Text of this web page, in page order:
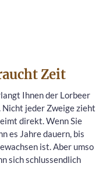
Zeit
Ihnen der Lorbeer
Nicht jeder Zweige zieht
direkt. Wenn Sie
es Jahre dauern, bis
ist. Aber umso
sich schlussendlich